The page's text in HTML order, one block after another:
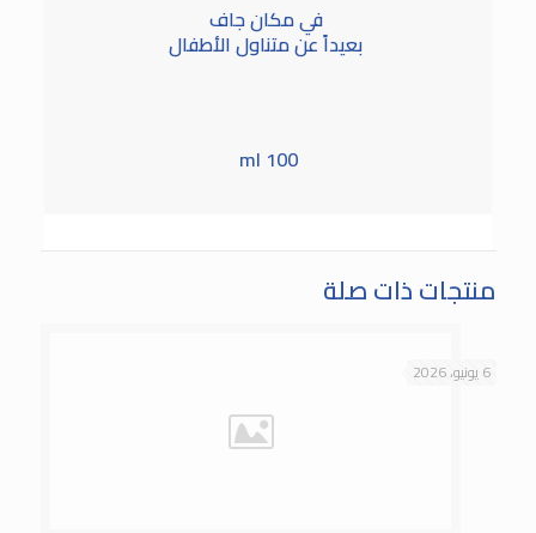
في مكان جاف
بعيداً عن متناول الأطفال
100 ml
منتجات ذات صلة
6 يونيو، 2026